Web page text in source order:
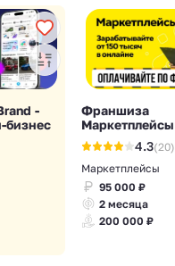
-
бизнес
Франшиза
Маркетплейсы
4.3(20)
Маркетплейсы
95 000 ₽
2 месяца
200 000 ₽